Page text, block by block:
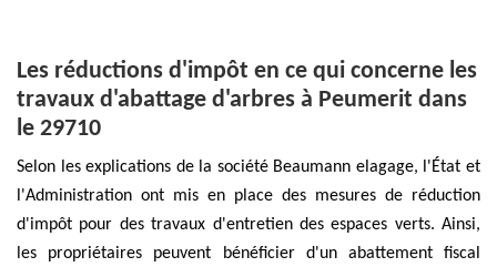
Les réductions d'impôt en ce qui concerne les
travaux d'abattage d'arbres à Peumerit dans
le 29710
Selon les explications de la société Beaumann elagage, l'État et
l'Administration ont mis en place des mesures de réduction
d'impôt pour des travaux d'entretien des espaces verts. Ainsi,
les propriétaires peuvent bénéficier d'un abattement fiscal